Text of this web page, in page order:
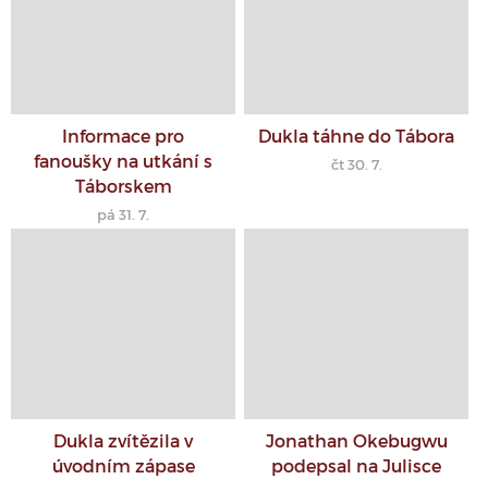
Informace pro
fanoušky na utkání s
Táborskem
pá 31. 7.
Dukla táhne do Tábora
čt 30. 7.
Dukla zvítězila v
úvodním zápase
Jonathan Okebugwu
podepsal na Julisce